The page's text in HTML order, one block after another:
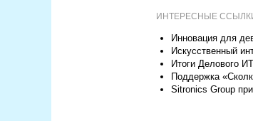
ИНТЕРЕСНЫЕ
Инновация для
Искусственный
Итоги Делового
Поддержка
Sitronics Group